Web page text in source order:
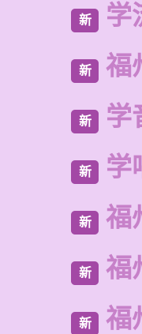
新 学
新 福
新 学
新 学
新 福
新 福
新 福